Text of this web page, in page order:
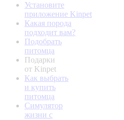
Установите
приложение Kinpet
Какая порода
подходит вам?
Подобрать
питомца
Подарки
от Kinpet
Как выбрать
и купить
питомца
Симулятор
жизни с